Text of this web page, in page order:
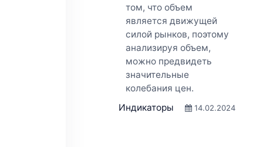
том, что объем
является движущей
силой рынков, поэтому
анализируя объем,
можно предвидеть
значительные
колебания цен.
Индикаторы
14.02.2024